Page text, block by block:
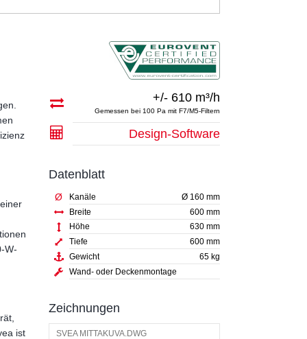
W-
ist
+/- 610 m³/h
Gemessen bei 100 Pa mit F7/M5-Filtern
Design-Software
Datenblatt
Ø Kanäle
Ø 160 mm
Breite
600 mm
Höhe
630 mm
Tiefe
600 mm
Gewicht
65 kg
Wand- oder Deckenmontage
Zeichnungen
SVEA MITTAKUVA.DWG